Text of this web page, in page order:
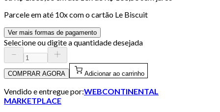
Parcele em até 10x com o cartão Le Biscuit
Ver mais formas de pagamento
Selecione ou digite a quantidade desejada
COMPRAR AGORA Adicionar ao carrinho
Vendido e entregue por:WEBCONTINENTAL
MARKETPLACE